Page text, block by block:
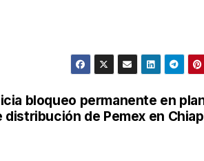
bloqueo permanente en
distribución de Pemex en